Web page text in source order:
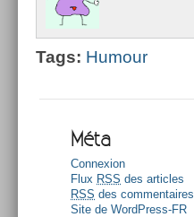
Tags: Humour
Méta
Connexion
Flux RSS des articles
RSS des commentaires
Site de WordPress-FR